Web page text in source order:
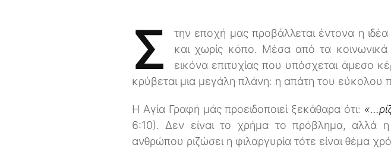
Σ
την εποχή μας προβάλλεται έντονα η
και χωρίς κόπο. Μέσα από τα κοινωνικά
εικόνα επιτυχίας που υπόσχεται άμεσο
κρύβεται μια μεγάλη πλάνη: η απάτη του εύκολου
Η Αγία Γραφή μάς προειδοποιεί ξεκάθαρα ότι:
6:10). Δεν είναι το χρήμα το πρόβλημα, αλλά
ανθρώπου ριζώσει η φιλαργυρία τότε είναι θέμα